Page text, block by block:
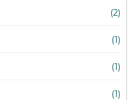
(2)
(1)
(1)
(1)